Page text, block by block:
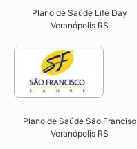
Plano de Saúde Life Day
Veranópolis RS
Plano de Saúde São Franciso
Veranópolis RS​